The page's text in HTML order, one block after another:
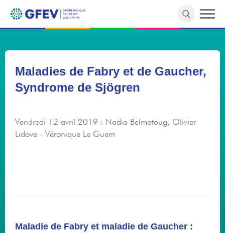
Merci de faire une recherche :)
Maladies de Fabry et de Gaucher,
Syndrome de Sjögren
Vendredi 12 avril 2019 : Nadia Belmatoug, Olivier
Lidove - Véronique Le Guern
Maladie de Fabry et maladie de Gaucher :